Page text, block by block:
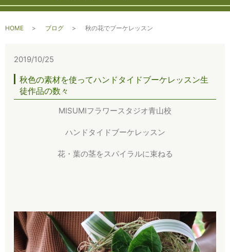
HOME ブログ 秋の花でブーケレッスン
2019/10/25
秋色の素材を使ってハンドタイドブーケレッスン生
徒作品の数々
MISUMIフラワースタジオ青山校
ハンドタイドブーケレッスン
花・葉の茎をスパイラルに束ねる